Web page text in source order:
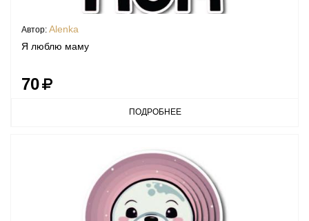
Автор: Alenka
Я люблю маму
70
ПОДРОБНЕЕ